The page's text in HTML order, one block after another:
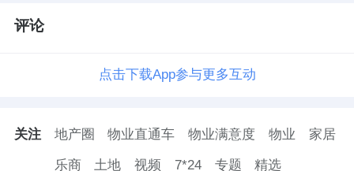
评论
点击下载App参与更多互动
关注 地产圈 物业直通车 物业满意度 物业 家居
乐商 土地 视频 7*24 专题 精选